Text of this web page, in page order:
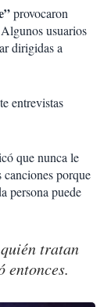
provocaron
usuarios
dirigidas a
entrevistas
que nunca le
canciones porque
persona puede
tratan
entonces.